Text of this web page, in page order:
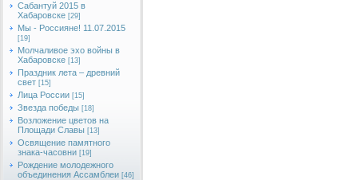
Сабантуй 2015 в
Хабаровске [29]
Мы - Россияне! 11.07.2015
[19]
Молчаливое эхо войны в
Хабаровске [13]
Праздник лета – древний
свет [15]
Лица России [15]
Звезда победы [18]
Возложение цветов на
Площади Славы [13]
Освящение памятного
знака-часовни [19]
Рождение молодежного
объединения Ассамблеи [46]